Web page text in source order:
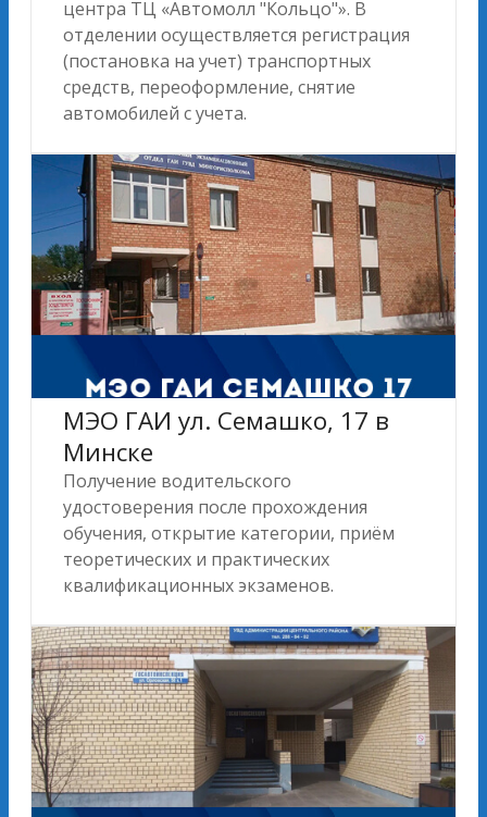
центра ТЦ «Автомолл "Кольцо"». В
отделении осуществляется регистрация
(постановка на учет) транспортных
средств, переоформление, снятие
автомобилей с учета.
МЭО ГАИ ул. Семашко, 17 в
Минске
Получение водительского
удостоверения после прохождения
обучения, открытие категории, приём
теоретических и практических
квалификационных экзаменов.